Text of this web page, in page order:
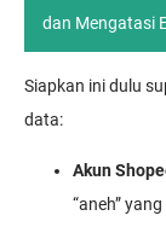
dan Mengatasi
Siapkan ini dulu
data:
Akun
“aneh”